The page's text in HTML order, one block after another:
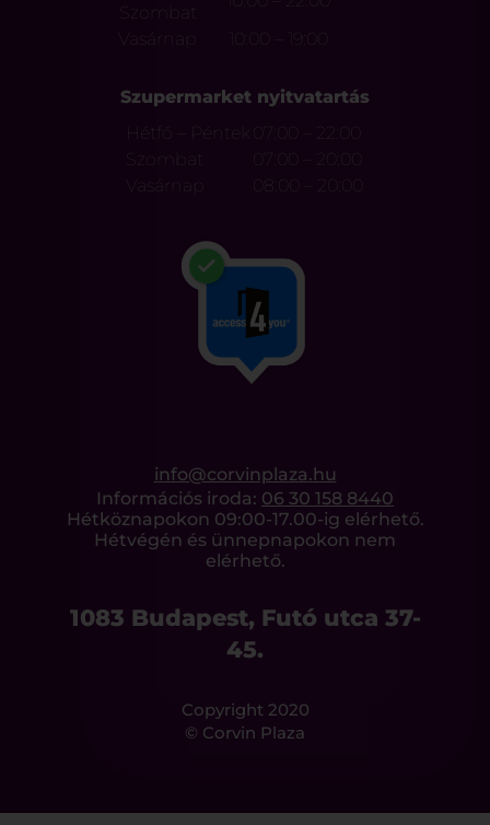
Szombat
Vasárnap
Szupermarket nyitvatartás
Hétfő – Péntek
Szombat
Vasárnap
08:00 – 20:00
info@corvinplaza.hu
Információs iroda: 06 30 158 8440
Hétköznapokon 09:00-17.00-ig elérhető.
Hétvégén és ünnepnapokon nem
elérhető.
1083 Budapest, Futó utca 37-
45.
Copyright 2020
© Corvin Plaza